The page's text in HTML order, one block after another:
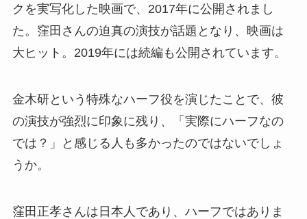
クを実写化した映画で、2017年に公開されまし
た。窪田さんの迫真の演技が話題となり、映画は
大ヒット。2019年には続編も公開されています。
金木研という特殊なハーフ役を演じたことで、彼
の演技が強烈に印象に残り、「実際にハーフなの
では？」と感じる人も多かったのではないでしょ
うか。
窪田正孝さんは日本人であり、ハーフではありま